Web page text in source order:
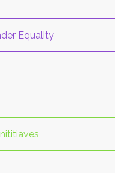
Equality